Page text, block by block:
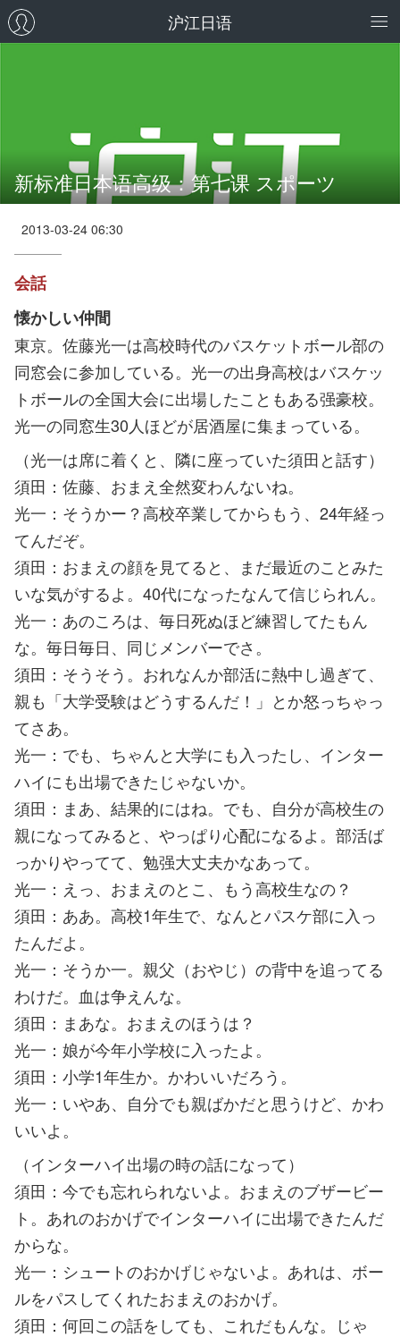
沪江日语
新标准日本语高级：第七课 スポーツ
2013-03-24 06:30
会話
懐かしい仲間
東京。佐藤光一は高校時代のバスケットボール部の
同窓会に参加している。光一の出身高校はバスケッ
トボールの全国大会に出場したこともある强豪校。
光一の同窓生30人ほどが居酒屋に集まっている。
（光一は席に着くと、隣に座っていた須田と話す）
須田：佐藤、おまえ全然変わんないね。
光一：そうかー？高校卒業してからもう、24年経っ
てんだぞ。
須田：おまえの顔を見てると、まだ最近のことみた
いな気がするよ。40代になったなんて信じられん。
光一：あのころは、毎日死ぬほど練習してたもん
な。毎日毎日、同じメンバーでさ。
須田：そうそう。おれなんか部活に熱中し過ぎて、
親も「大学受験はどうするんだ！」とか怒っちゃっ
てさあ。
光一：でも、ちゃんと大学にも入ったし、インター
ハイにも出場できたじゃないか。
須田：まあ、結果的にはね。でも、自分が高校生の
親になってみると、やっぱり心配になるよ。部活ば
っかりやってて、勉强大丈夫かなあって。
光一：えっ、おまえのとこ、もう高校生なの？
須田：ああ。高校1年生で、なんとパスケ部に入っ
たんだよ。
光一：そうか一。親父（おやじ）の背中を追ってる
わけだ。血は争えんな。
須田：まあな。おまえのほうは？
光一：娘が今年小学校に入ったよ。
須田：小学1年生か。かわいいだろう。
光一：いやあ、自分でも親ばかだと思うけど、かわ
いいよ。
（インターハイ出場の時の話になって）
須田：今でも忘れられないよ。おまえのブザービー
ト。あれのおかげでインターハイに出場できたんだ
からな。
光一：シュートのおかげじゃないよ。あれは、ボー
ルをパスしてくれたおまえのおかげ。
須田：何回この話をしても、これだもんな。じゃ